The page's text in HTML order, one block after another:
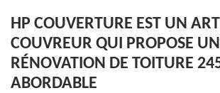
HP COUVERTURE EST UN
COUVREUR QUI PROPOSE
RÉNOVATION DE TOITURE
ABORDABLE